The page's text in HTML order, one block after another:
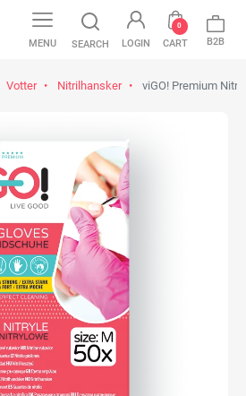
MENU SEARCH LOGIN CART
0
B2B
Votter Nitrilhansker viGO! Premium